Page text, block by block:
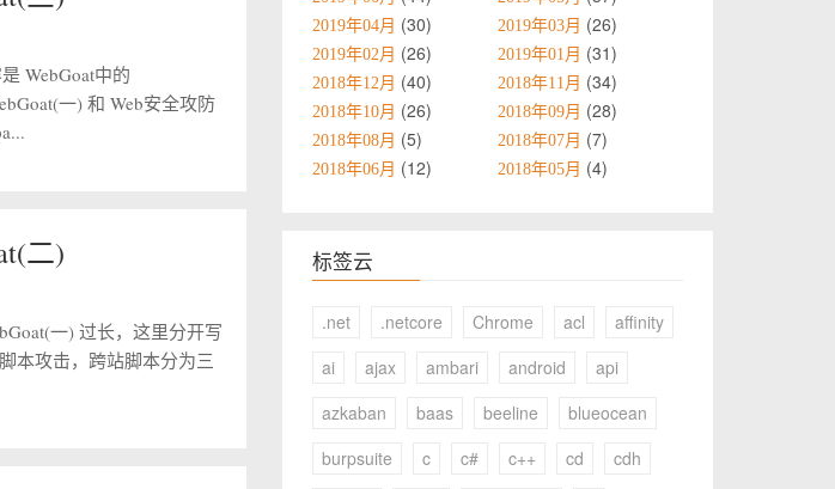
WebGoat中的
一) 和 Web安全攻防
二)
一) 过长，这里分开写
本攻击，跨站脚本分为三
2019年04月 30 2019年03月 26
2019年02月 26 2019年01月 31
2018年12月 40 2018年11月 34
2018年10月 26 2018年09月 28
2018年08月 5 2018年07月 7
2018年06月 12 2018年05月 4
标签云
.net .netcore Chrome acl
affinity
ai
ajax ambari android
api
azkaban
baas beeline
blueocean
burpsuite
c c# c++ cd
cdh